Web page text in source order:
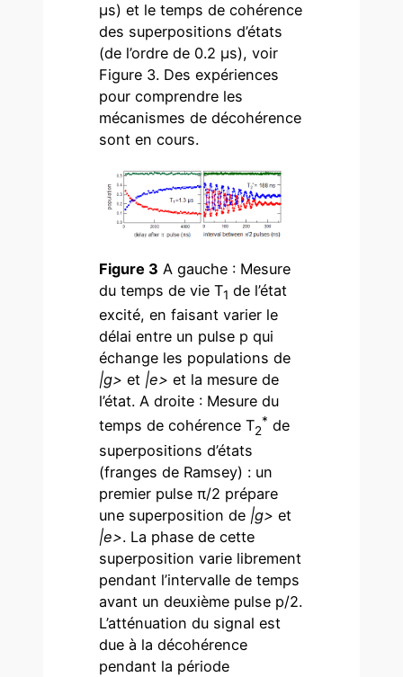
µs) et le temps de cohérence
des superpositions d’états
(de l’ordre de 0.2 µs), voir
Figure 3. Des expériences
pour comprendre les
mécanismes de décohérence
sont en cours.
Figure 3 A gauche : Mesure
du temps de vie T1 de l’état
excité, en faisant varier le
délai entre un pulse p qui
échange les populations de
|g> et |e> et la mesure de
l’état. A droite : Mesure du
temps de cohérence T2
* de
superpositions d’états
(franges de Ramsey) : un
premier pulse π/2 prépare
une superposition de |g> et
|e>. La phase de cette
superposition varie librement
pendant l’intervalle de temps
avant un deuxième pulse p/2.
L’atténuation du signal est
due à la décohérence
pendant la période